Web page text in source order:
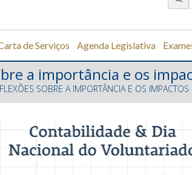
de Serviços Agenda Legislativa
a importância e os
SOBRE A IMPORTÂNCIA E OS